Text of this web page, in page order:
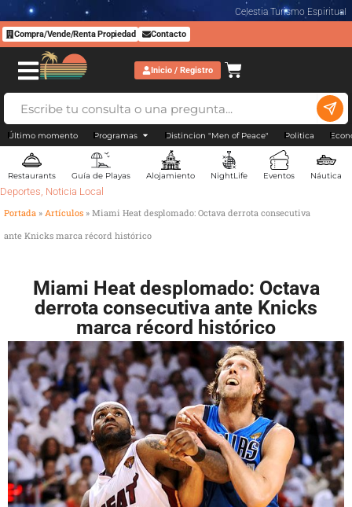
Celestia Turismo Espiritual
Compra/Vende/Renta Propiedad Contacto
Inicio / Registro
Último momento Programas Distincion "Men of Peace" Politica
Restaurants Guía de Playas Alojamiento NightLife Eventos Náutica
Deportes, Noticia Local
Portada » Artículos » Miami Heat desplomado: Octava derrota consecutiva
ante Knicks marca récord histórico
Miami Heat desplomado: Octava
derrota consecutiva ante Knicks
marca récord histórico